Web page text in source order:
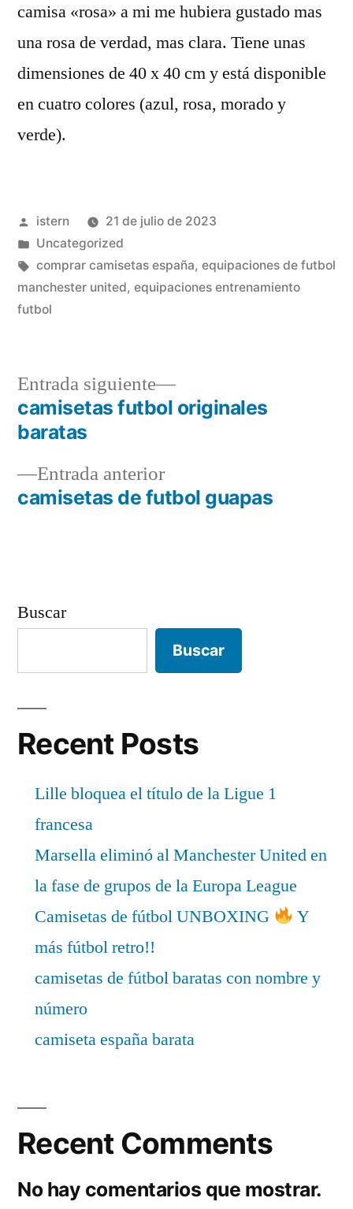
camisa «rosa» a mi me hubiera gustado mas
una rosa de verdad, mas clara. Tiene unas
dimensiones de 40 x 40 cm y está disponible
en cuatro colores (azul, rosa, morado y
verde).
Publicado
por
istern
21 de julio de 2023
Publicado
en
Uncategorized
Etiquetas:
comprar camisetas españa, equipaciones de futbol
manchester united, equipaciones entrenamiento
futbol
Navegación
entradas
Entrada anteriorEntrada
anterior:
camisetas de futbol guapas
Entrada siguiente
Entrada
siguiente:
camisetas futbol originales
baratas
Buscar
Buscar
Recent Posts
Lille bloquea el título de la Ligue 1
francesa
Marsella eliminó al Manchester United en
la fase de grupos de la Europa League
Camisetas de fútbol UNBOXING
Y
más fútbol retro!!
camisetas de fútbol baratas con nombre y
número
camiseta españa barata
Recent Comments
No hay comentarios que mostrar.